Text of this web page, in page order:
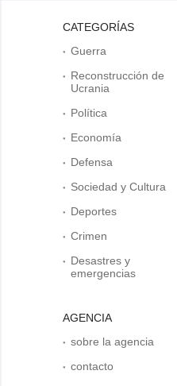
CATEGORÍAS
Guerra
Reconstrucción de
Ucrania
Política
Economía
Defensa
Sociedad y Cultura
Deportes
Crimen
Desastres y
emergencias
AGENCIA
sobre la agencia
contacto